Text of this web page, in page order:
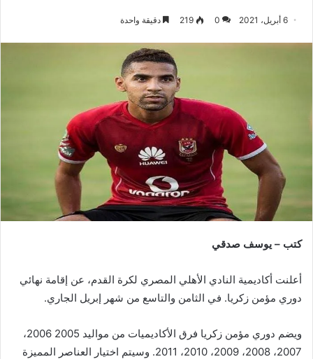
6 أبريل، 2021 0
219 دقيقة واحدة
كتب – يوسف صدقي
أعلنت أكاديمية النادي الأهلي المصري لكرة القدم، عن إقامة نهائي
دوري مؤمن زكريا. في الثامن والتاسع من شهر إبريل الجاري.
ويضم دوري مؤمن زكريا فرق الأكاديميات من مواليد 2005 2006،
2007، 2008، 2009، 2010، 2011. وسيتم اختيار العناصر المميزة